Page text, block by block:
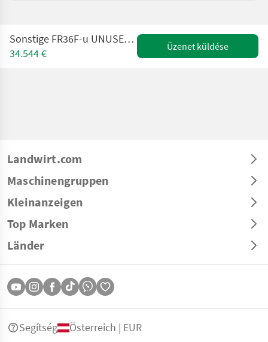
Sonstige FR36F-u UNUSED mini excavator, with Japanese mai
34.544 €
Üzenet küldése
Landwirt.com
Maschinengruppen
Kleinanzeigen
Top Marken
Länder
Segítség Österreich | EUR